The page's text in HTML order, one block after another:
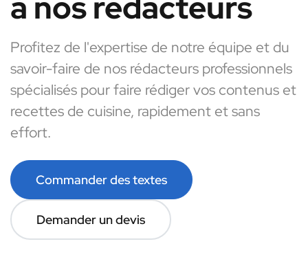
Profitez de l'expertise de notre équipe et du
savoir-faire de nos rédacteurs professionnels
spécialisés pour faire rédiger vos contenus et
recettes de cuisine, rapidement et sans
effort.
Commander des textes
Demander un devis